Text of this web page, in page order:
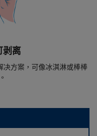
剥离
方案，可像冰淇淋或棒棒